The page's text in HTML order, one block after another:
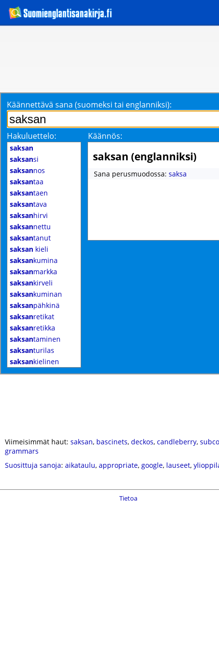
Käännettävä sana (suomeksi tai englanniksi):
Hakuluettelo: Käännös:
saksan
saksansi
saksannos
saksantaa
saksantaen
saksantava
saksanhirvi
saksannettu
saksantanut
saksan kieli
saksankumina
saksanmarkka
saksankirveli
saksankuminan
saksanpähkinä
saksanretikat
saksanretikka
saksantaminen
saksanturilas
saksankielinen
saksan (englanniksi)
Sana perusmuodossa: saksa
Viimeisimmät haut: saksan, bascinets, deckos, candleberry,
grammars
Suosittuja sanoja: aikataulu, appropriate, google, lauseet,
Tietoa